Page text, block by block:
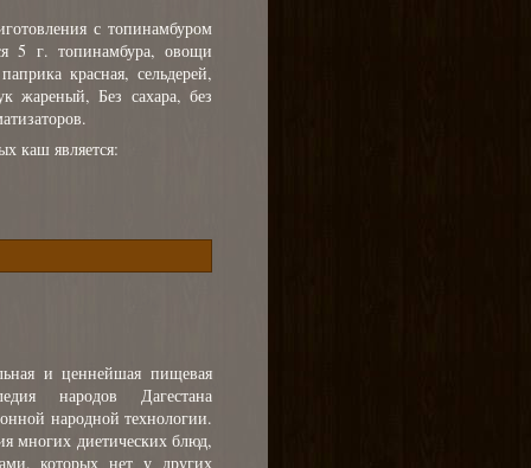
с топинамбуром
5 г. топинамбура, овощи
красная, сельдерей,
жареный, Без сахара, без
каш является:
и ценнейшая пищевая
народов Дагестана
народной технологии.
многих диетических блюд,
которых нет у других